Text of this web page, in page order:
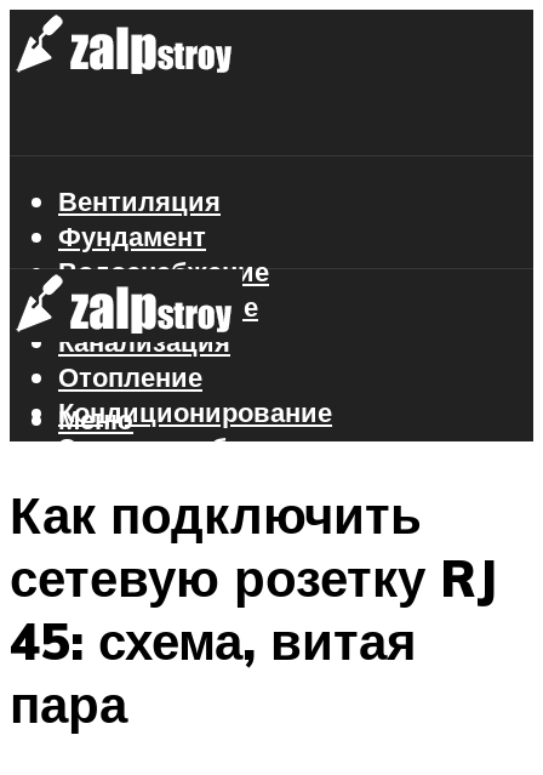
Вентиляция
Фундамент
Водоснабжение
Газоснабжение
Канализация
Отопление
Кондиционирование
Электроснабжение
Меню
Меню
Как подключить
сетевую розетку RJ
45: схема, витая
пара